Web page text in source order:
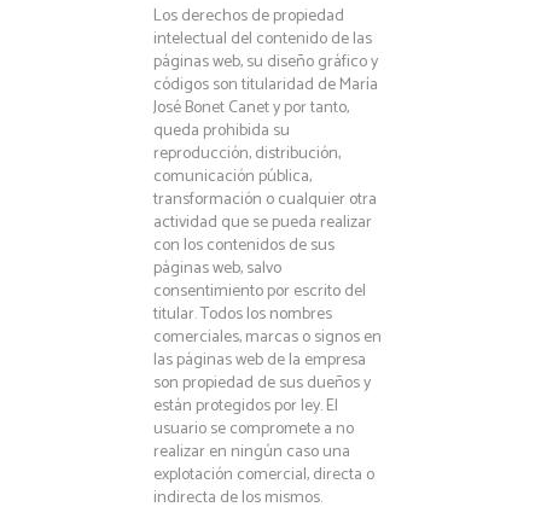
Los derechos de propiedad
intelectual del contenido de las
páginas web, su diseño gráfico y
códigos son titularidad de María
José Bonet Canet y por tanto,
queda prohibida su
reproducción, distribución,
comunicación pública,
transformación o cualquier otra
actividad que se pueda realizar
con los contenidos de sus
páginas web, salvo
consentimiento por escrito del
titular. Todos los nombres
comerciales, marcas o signos en
las páginas web de la empresa
son propiedad de sus dueños y
están protegidos por ley. El
usuario se compromete a no
realizar en ningún caso una
explotación comercial, directa o
indirecta de los mismos.